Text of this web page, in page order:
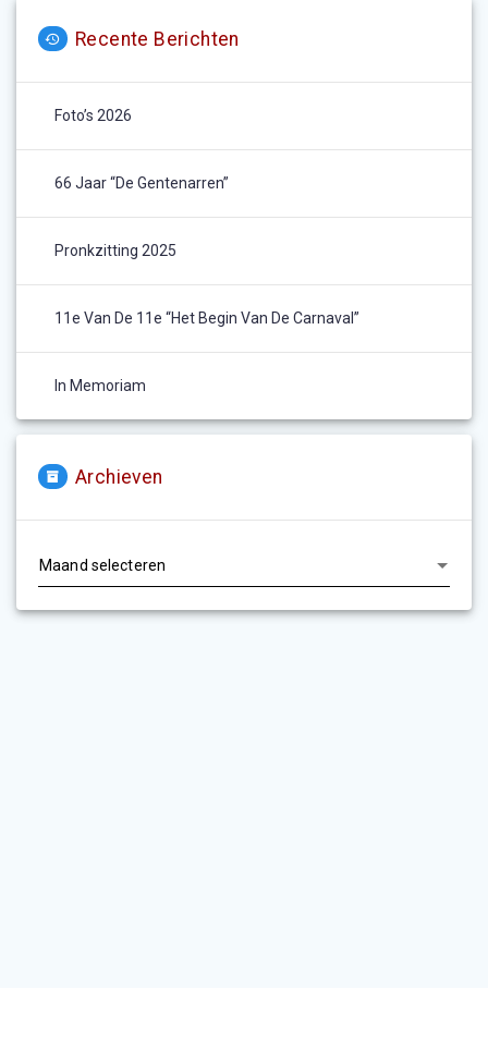
Recente Berichten
Foto’s 2026
66 Jaar “De Gentenarren”
Pronkzitting 2025
11e Van De 11e “het Begin Van De Carnaval”
In Memoriam
Archieven